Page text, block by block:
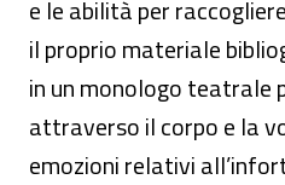
e le abilità per
il proprio materiale
in un monologo teatrale
attraverso il corpo e la
emozioni relativi